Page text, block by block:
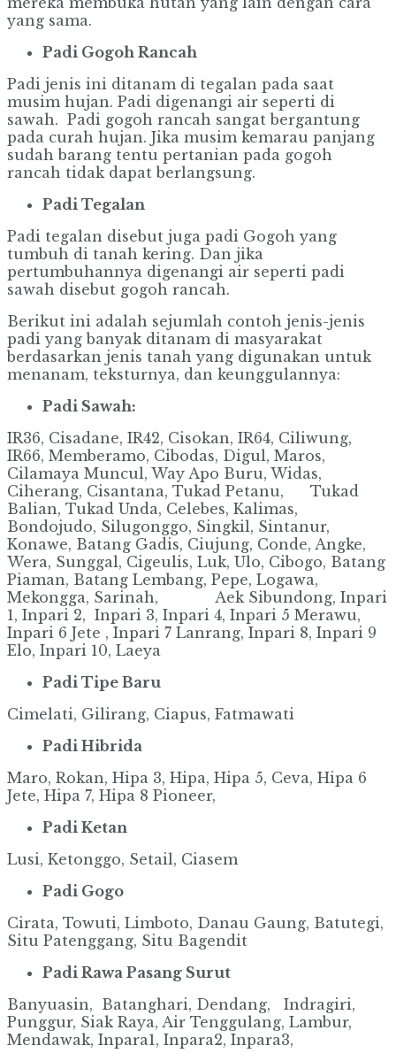
yang sama.
Padi Gogoh Rancah
Padi jenis ini ditanam di tegalan pada saat
musim hujan. Padi digenangi air seperti di
sawah. Padi gogoh rancah sangat bergantung
pada curah hujan. Jika musim kemarau panjang
sudah barang tentu pertanian pada gogoh
rancah tidak dapat berlangsung.
Padi Tegalan
Padi tegalan disebut juga padi Gogoh yang
tumbuh di tanah kering. Dan jika
pertumbuhannya digenangi air seperti padi
sawah disebut gogoh rancah.
Berikut ini adalah sejumlah contoh jenis-jenis
padi yang banyak ditanam di masyarakat
berdasarkan jenis tanah yang digunakan untuk
menanam, teksturnya, dan keunggulannya:
Padi Sawah:
IR36, Cisadane, IR42, Cisokan, IR64, Ciliwung,
IR66, Memberamo, Cibodas, Digul, Maros,
Cilamaya Muncul, Way Apo Buru, Widas,
Ciherang, Cisantana, Tukad Petanu, Tukad
Balian, Tukad Unda, Celebes, Kalimas,
Bondojudo, Silugonggo, Singkil, Sintanur,
Konawe, Batang Gadis, Ciujung, Conde, Angke,
Wera, Sunggal, Cigeulis, Luk, Ulo, Cibogo, Batang
Piaman, Batang Lembang, Pepe, Logawa,
Mekongga, Sarinah, Aek Sibundong, Inpari
1, Inpari 2, Inpari 3, Inpari 4, Inpari 5 Merawu,
Inpari 6 Jete , Inpari 7 Lanrang, Inpari 8, Inpari 9
Elo, Inpari 10, Laeya
Padi Tipe Baru
Cimelati, Gilirang, Ciapus, Fatmawati
Padi Hibrida
Maro, Rokan, Hipa 3, Hipa, Hipa 5, Ceva, Hipa 6
Jete, Hipa 7, Hipa 8 Pioneer,
Padi Ketan
Lusi, Ketonggo, Setail, Ciasem
Padi Gogo
Cirata, Towuti, Limboto, Danau Gaung, Batutegi,
Situ Patenggang, Situ Bagendit
Padi Rawa Pasang Surut
Banyuasin, Batanghari, Dendang, Indragiri,
Punggur, Siak Raya, Air Tenggulang, Lambur,
Mendawak, Inpara1, Inpara2, Inpara3,